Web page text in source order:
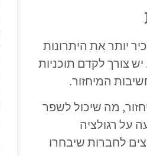
יותר את היתרונות
צורך לקדם תוכניות
המיחזור.
מה שיכול לשפר
על רגולציה
לחברות שיבחרו